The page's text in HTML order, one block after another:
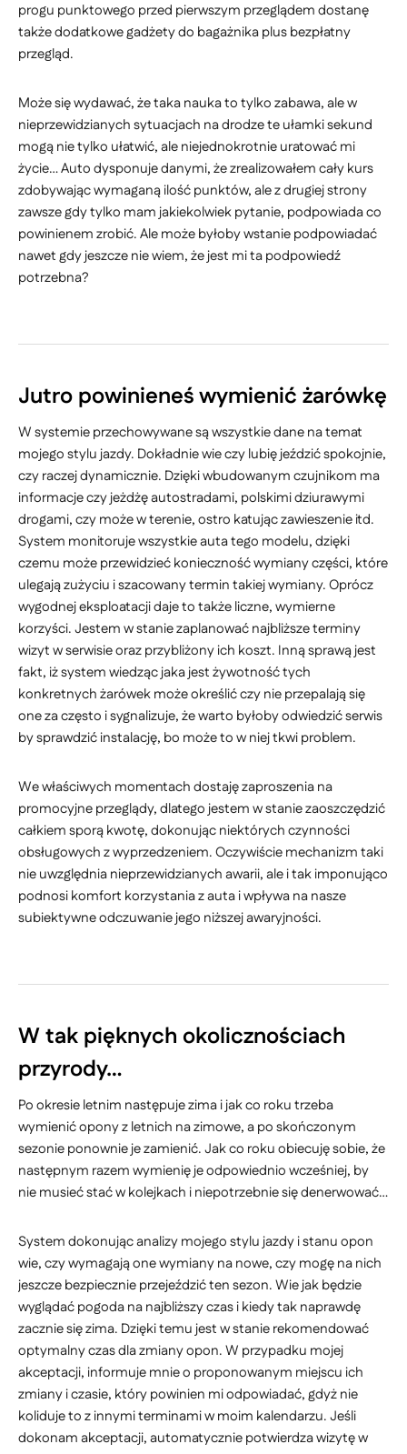
progu punktowego przed pierwszym przeglądem dostanę
także dodatkowe gadżety do bagażnika plus bezpłatny
przegląd.
Może się wydawać, że taka nauka to tylko zabawa, ale w
nieprzewidzianych sytuacjach na drodze te ułamki sekund
mogą nie tylko ułatwić, ale niejednokrotnie uratować mi
życie… Auto dysponuje danymi, że zrealizowałem cały kurs
zdobywając wymaganą ilość punktów, ale z drugiej strony
zawsze gdy tylko mam jakiekolwiek pytanie, podpowiada co
powinienem zrobić. Ale może byłoby wstanie podpowiadać
nawet gdy jeszcze nie wiem, że jest mi ta podpowiedź
potrzebna?
Jutro powinieneś wymienić żarówkę
W systemie przechowywane są wszystkie dane na temat
mojego stylu jazdy. Dokładnie wie czy lubię jeździć spokojnie,
czy raczej dynamicznie. Dzięki wbudowanym czujnikom ma
informacje czy jeżdżę autostradami, polskimi dziurawymi
drogami, czy może w terenie, ostro katując zawieszenie itd.
System monitoruje wszystkie auta tego modelu, dzięki
czemu może przewidzieć konieczność wymiany części, które
ulegają zużyciu i szacowany termin takiej wymiany. Oprócz
wygodnej eksploatacji daje to także liczne, wymierne
korzyści. Jestem w stanie zaplanować najbliższe terminy
wizyt w serwisie oraz przybliżony ich koszt. Inną sprawą jest
fakt, iż system wiedząc jaka jest żywotność tych
konkretnych żarówek może określić czy nie przepalają się
one za często i sygnalizuje, że warto byłoby odwiedzić serwis
by sprawdzić instalację, bo może to w niej tkwi problem.
We właściwych momentach dostaję zaproszenia na
promocyjne przeglądy, dlatego jestem w stanie zaoszczędzić
całkiem sporą kwotę, dokonując niektórych czynności
obsługowych z wyprzedzeniem. Oczywiście mechanizm taki
nie uwzględnia nieprzewidzianych awarii, ale i tak imponująco
podnosi komfort korzystania z auta i wpływa na nasze
subiektywne odczuwanie jego niższej awaryjności.
W tak pięknych okolicznościach
przyrody…
Po okresie letnim następuje zima i jak co roku trzeba
wymienić opony z letnich na zimowe, a po skończonym
sezonie ponownie je zamienić. Jak co roku obiecuję sobie, że
następnym razem wymienię je odpowiednio wcześniej, by
nie musieć stać w kolejkach i niepotrzebnie się denerwować…
System dokonując analizy mojego stylu jazdy i stanu opon
wie, czy wymagają one wymiany na nowe, czy mogę na nich
jeszcze bezpiecznie przejeździć ten sezon. Wie jak będzie
wyglądać pogoda na najbliższy czas i kiedy tak naprawdę
zacznie się zima. Dzięki temu jest w stanie rekomendować
optymalny czas dla zmiany opon. W przypadku mojej
akceptacji, informuje mnie o proponowanym miejscu ich
zmiany i czasie, który powinien mi odpowiadać, gdyż nie
koliduje to z innymi terminami w moim kalendarzu. Jeśli
dokonam akceptacji, automatycznie potwierdza wizytę w